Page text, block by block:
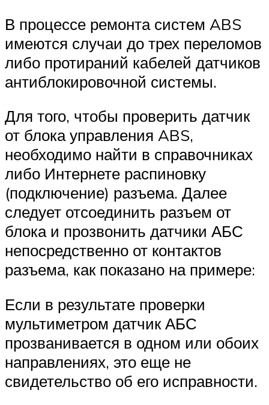
В процессе ремонта систем ABS
имеются случаи до трех переломов
либо протираний кабелей датчиков
антиблокировочной системы.
Для того, чтобы проверить датчик
от блока управления ABS,
необходимо найти в справочниках
либо Интернете распиновку
(подключение) разъема. Далее
следует отсоединить разъем от
блока и прозвонить датчики АБС
непосредственно от контактов
разъема, как показано на примере:
Если в результате проверки
мультиметром датчик АБС
прозванивается в одном или обоих
направлениях, это еще не
свидетельство об его исправности.